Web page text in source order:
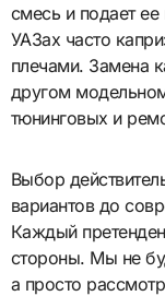
смесь и подает
УАЗах часто
плечами. Замена
другом
тюнинговых и
Выбор
вариантов до
Каждый
стороны. Мы не
а просто